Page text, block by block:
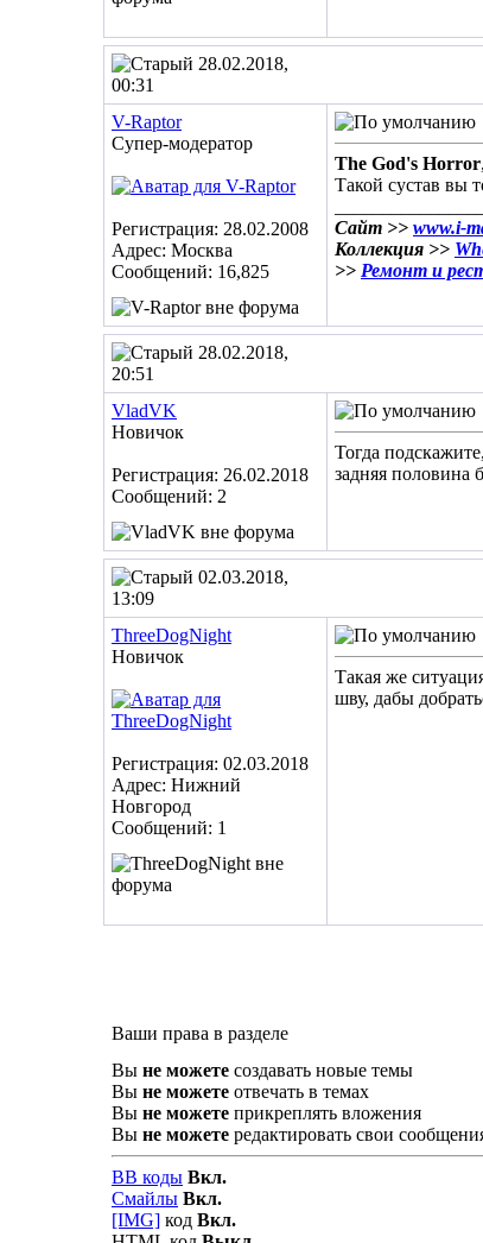
28.02.2018,
00:31
V-Raptor
Супер-модератор
Регистрация: 28.02.2008
Адрес: Москва
Сообщений: 16,825
The God's Horror
Такой сустав вы
Сайт >> www.i-
Коллекция >>
>> Ремонт и
28.02.2018,
20:51
VladVK
Новичок
Регистрация: 26.02.2018
Сообщений: 2
Тогда
задняя половина
02.03.2018,
13:09
ThreeDogNight
Новичок
Регистрация: 02.03.2018
Адрес: Нижний
Новгород
Сообщений: 1
Такая же
шву, дабы
Ваши права в разделе
Вы не можете создавать новые темы
Вы не можете отвечать в темах
Вы не можете прикреплять вложения
Вы не можете редактировать свои
BB коды Вкл.
Смайлы Вкл.
[IMG] код Вкл.